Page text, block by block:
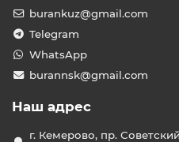
burankuz@gmail.com
Telegram
WhatsApp
burannsk@gmail.com
Наш адрес
г. Кемерово, пр.